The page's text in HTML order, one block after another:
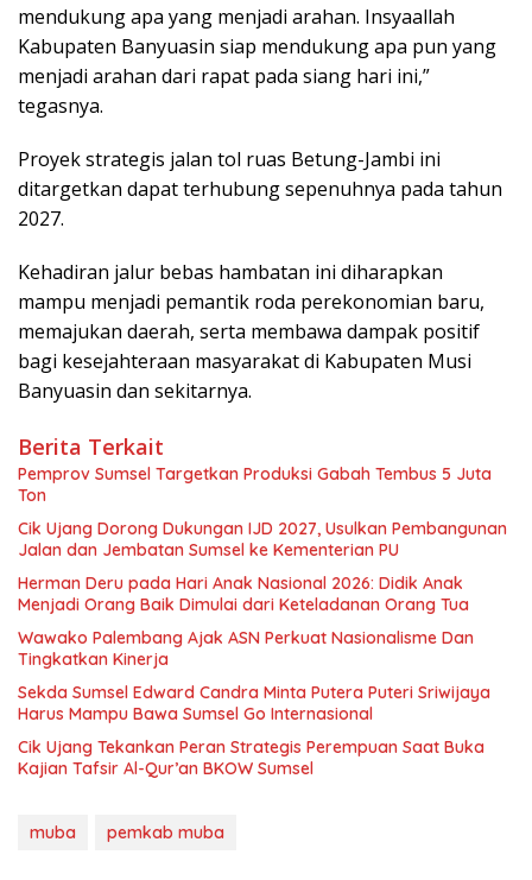
mendukung apa yang menjadi arahan. Insyaallah
Kabupaten Banyuasin siap mendukung apa pun yang
menjadi arahan dari rapat pada siang hari ini,”
tegasnya.
Proyek strategis jalan tol ruas Betung-Jambi ini
ditargetkan dapat terhubung sepenuhnya pada tahun
2027.
Kehadiran jalur bebas hambatan ini diharapkan
mampu menjadi pemantik roda perekonomian baru,
memajukan daerah, serta membawa dampak positif
bagi kesejahteraan masyarakat di Kabupaten Musi
Banyuasin dan sekitarnya.
Berita Terkait
Pemprov Sumsel Targetkan Produksi Gabah Tembus 5 Juta
Ton
Cik Ujang Dorong Dukungan IJD 2027, Usulkan Pembangunan
Jalan dan Jembatan Sumsel ke Kementerian PU
Herman Deru pada Hari Anak Nasional 2026: Didik Anak
Menjadi Orang Baik Dimulai dari Keteladanan Orang Tua
Wawako Palembang Ajak ASN Perkuat Nasionalisme Dan
Tingkatkan Kinerja
Sekda Sumsel Edward Candra Minta Putera Puteri Sriwijaya
Harus Mampu Bawa Sumsel Go Internasional
Cik Ujang Tekankan Peran Strategis Perempuan Saat Buka
Kajian Tafsir Al-Qur’an BKOW Sumsel
muba pemkab muba